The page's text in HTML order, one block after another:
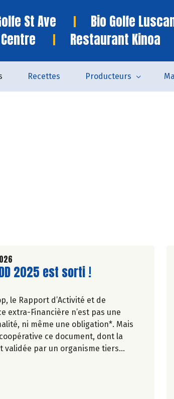
St Ave
Bio Golfe
Restaurant Kinoa
Recettes Producteurs
de l'article
2025 est sorti !
le Rapport d’Activité et de
extra-Financière n’est pas une
ni même une obligation*. Mais
ce document, dont la
validée par un organisme tiers